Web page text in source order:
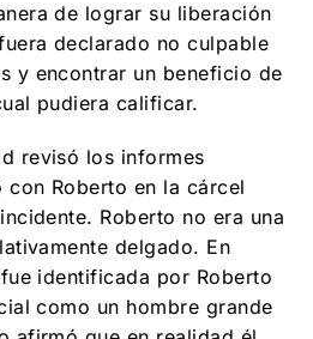
de lograr su liberación
declarado no culpable
y encontrar un beneficio de
pudiera calificar.
revisó los informes
Roberto en la cárcel
Roberto no era una
delgado. En
identificada por Roberto
como un hombre grande